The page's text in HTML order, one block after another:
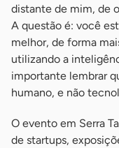
distante de mim, de
A questão é: você
melhor, de forma
utilizando a
importante lembrar
humano, e não
O evento em Serra
de startups,